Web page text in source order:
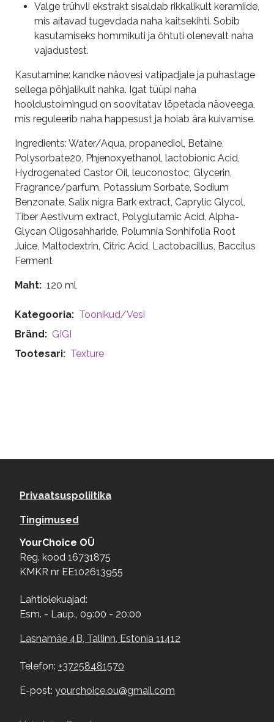
Valge trühvli ekstrakt sisaldab rikkalikult keramiide,
mis aitavad tugevdada naha kaitsekihti. Sobib
kasutamiseks hommikuti ja õhtuti olenevalt naha
vajadustest.
Kasutamine: kandke näovesi vatipadjale ja puhastage
sellega põhjalikult nahka. Igat tüüpi naha
hooldustoimingud on soovitatav lõpetada näoveega,
mis reguleerib naha happesust ja hoiab ära kuivamise.
Ingredients: Water/Aqua, propanediol, Betaine,
Polysorbate20, Phjenoxyethanol, lactobionic Acid,
Hydrogenated Castor Oil, leuconostoc, Glycerin,
Fragrance/parfum, Potassium Sorbate, Sodium
Benzonate, Salix nigra Bark extract, Caprylic Glycol,
Tiber Aestivum extract, Polyglutamic Acid, Alpha-
Glycan Oligosahharide, Polumnia Sonhifolia Root
Juice, Maltodextrin, Citric Acid, Lactobacillus, Baccilus
Ferment
Maht 120 ml
Kategooria
Toonikud/Vesi
Bränd
GIGI
Tootesari
Texture
Footer menu
Privaatsuspoliitika
Tingimused
YourChoice OÜ
Reg. kood 16731875
KMKR nr EE102613955
Lahtiolekuajad:
Esm. - Laup., 09:00 - 20:00
Lasnamäe 4B, Tallinn, Estonia 11412
Telefon: +37258481570
E-post: yourchoice.ou@gmail.com